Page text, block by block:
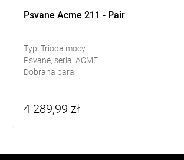
Psvane Acme 211 - Pair
Typ: Trioda mocy
Psvane, seria: ACME
Dobrana para
4 289,99 zł